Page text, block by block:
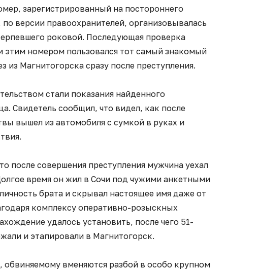
зарегистрированный на постороннего
версии правоохранителей, организовывалась
роковой. Последующая проверка
этим номером пользовался тот самый знакомый
из Магнитогорска сразу после преступления.
стали показания найденного
Свидетель сообщил, что видел, как после
вышел из автомобиля с сумкой в руках и
после совершения преступления мужчина уехал
время он жил в Сочи под чужими анкетными
брата и скрывал настоящее имя даже от
комплексу оперативно-розыскных
удалось установить, после чего 51-
и этапировали в Магнитогорск.
вменяются разбой в особо крупном